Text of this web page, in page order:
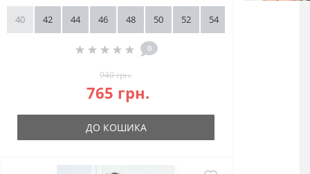
40 42 44 46 48 50 52 54
0
940 грн.
765 грн.
ДО КОШИКА